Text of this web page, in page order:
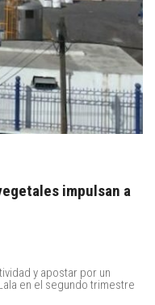
impulsan a
y apostar por un
en el segundo trimestre